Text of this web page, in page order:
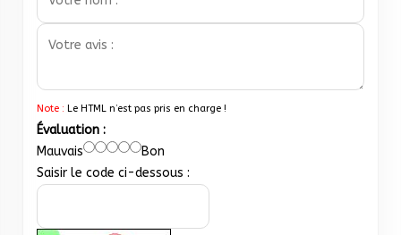
Note : Le HTML n’est pas pris en charge !
Évaluation :
Mauvais
Bon
Saisir le code ci-dessous :